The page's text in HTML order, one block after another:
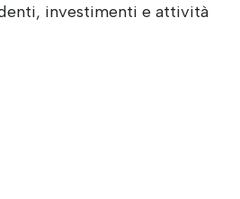
investimenti e attività